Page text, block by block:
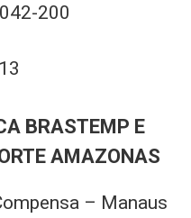
200
BRASTEMP E
AMAZONAS
– Manaus